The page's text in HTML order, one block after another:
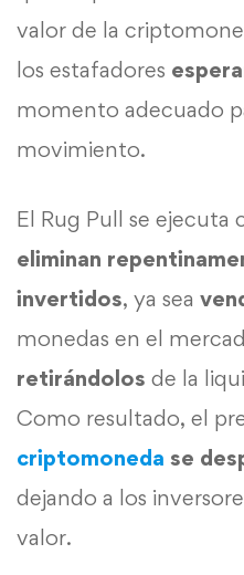
valor de la
los estafadores
momento adecuado
movimiento.
El Rug Pull se ejecuta
eliminan
invertidos, ya sea
monedas en el
retirándolos de la
Como resultado, el
criptomoneda se
dejando a los
valor.